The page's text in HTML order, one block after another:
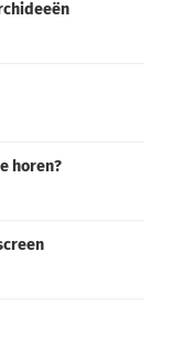
horen?